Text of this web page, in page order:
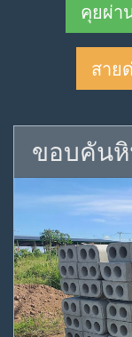
คุยผ่า
สาย
ขอบคันหิ